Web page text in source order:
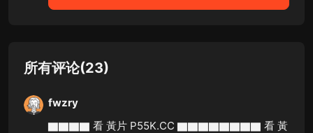
所有评论(23)
fwzry
▇▇▇▇ 看 黃片 P55K.CC ▇▇▇▇▇▇▇▇ 看 黃